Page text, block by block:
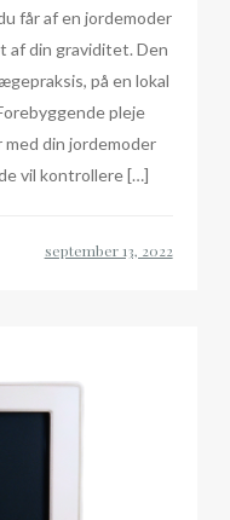
får af en jordemoder
af din graviditet. Den
på en lokal
pleje
din jordemoder
vil kontrollere […]